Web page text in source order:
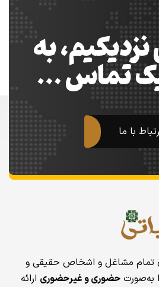
به
یک تماس …
با ما
تمام مشاغل و اشخاص حقیقی و
به‌صورت حضوری و غیرحضوری ارائه